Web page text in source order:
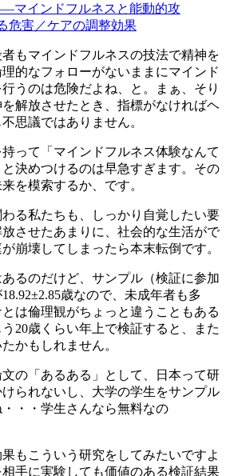
マインドフルネスと能動的攻
危害／ケアの調整効果
もマインドフルネスの技法で精神を
的なフォローがないままにマインド
うのは危険だよね、と。まぁ、そり
解放させたとき、指標がなければヘ
思議ではありません。
って「マインドフルネス体験なんて
決めつけるのは早急すぎます。その
を模索するか、です。
る私たちも、しっかり自覚したい要
させたあまりに、社会的な生活がで
崩壊してしまったら本末転倒です。
るのだけど、サンプル（検証に参加
歳なので、未成年者も多
は倫理観がちょっと違うこともある
20歳くらい年上で検証すると、また
かもしれません。
の「あるある」として、日本って研
られないし、大学の学生をサンプル
・・学生さんなら無料なの
もこういう研究をしてみたいですよ
手に実験しても価値のある検証結果